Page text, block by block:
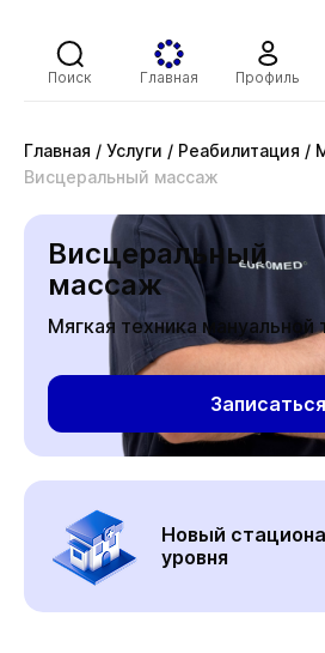
Поиск Главная Профиль
Главная / Услуги / Реабилитация /
Висцеральный массаж
Висцеральный
массаж
Мягкая техника мануальной
Записаться
Новый
уровня